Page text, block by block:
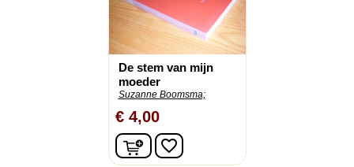
De stem van mijn
moeder
Suzanne Boomsma;
€ 4,00
In winkelwagen
favorite_border